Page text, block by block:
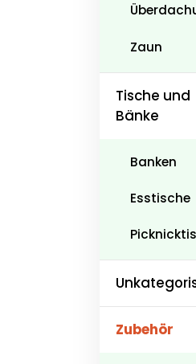
Zaun
Tische und
Bänke
Banken
Esstische
Zubehör